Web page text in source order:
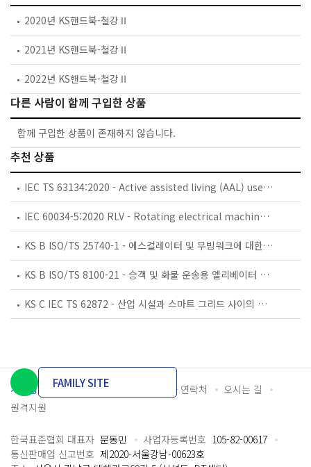
2020년 KS핸드북-철강Ⅱ
2021년 KS핸드북-철강Ⅱ
2022년 KS핸드북-철강Ⅱ
다른 사람이 함께 구입한 상품
함께 구입한 상품이 존재하지 않습니다.
추천 상품
IEC TS 63134:2020 - Active assisted living (AAL) use cases
IEC 60034-5:2020 RLV - Rotating electrical machines - Part 5: Degrees of protection provided by the integral design of rotating electrical machines (IP code) - Classification
KS B ISO/TS 25740-1 - 에스컬레이터 및 무빙워크에 대한 안전요건 — 제1부: 세계공통 필수 안전요건(GESRs)
KS B ISO/TS 8100-21 - 승객 및 화물 운송용 엘리베이터 —제21부: 세계공통 필수안전요건(GESRs)을 충족하는 세계공통 안전 파라미터(GSPs)
KS C IEC TS 62872 - 산업 시설과 스마트 그리드 사이의 산업 공정 측정, 제어 및 자동화 시스템 인터페이스
개인정보처리방침 이용약관 담당자 연락처
오시는 길
원격지원
FAMILY SITE
한국표준협회 대표자 문동민 사업자등록번호 105-82-00617
통신판매업 신고번호 제2020-서울강남-00623호